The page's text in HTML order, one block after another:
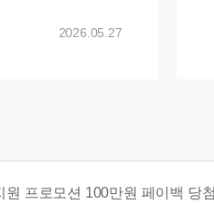
땅히 가격이나 조
2026.05.27
원 프로모션 100만원 페이백 당